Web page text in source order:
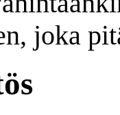
joka